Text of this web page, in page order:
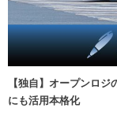
【独自】オープンロ
にも活用本格化